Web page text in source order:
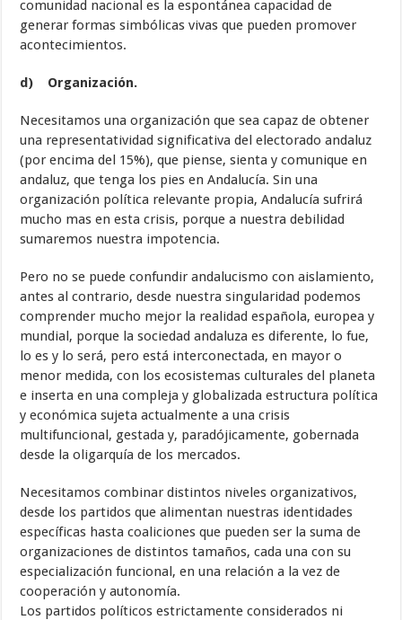
comunidad nacional es la espontánea capacidad de
generar formas simbólicas vivas que pueden promover
acontecimientos.
d) Organización.
Necesitamos una organización que sea capaz de obtener
una representatividad significativa del electorado andaluz
(por encima del 15%), que piense, sienta y comunique en
andaluz, que tenga los pies en Andalucía. Sin una
organización política relevante propia, Andalucía sufrirá
mucho mas en esta crisis, porque a nuestra debilidad
sumaremos nuestra impotencia.
Pero no se puede confundir andalucismo con aislamiento,
antes al contrario, desde nuestra singularidad podemos
comprender mucho mejor la realidad española, europea y
mundial, porque la sociedad andaluza es diferente, lo fue,
lo es y lo será, pero está interconectada, en mayor o
menor medida, con los ecosistemas culturales del planeta
e inserta en una compleja y globalizada estructura política
y económica sujeta actualmente a una crisis
multifuncional, gestada y, paradójicamente, gobernada
desde la oligarquía de los mercados.
Necesitamos combinar distintos niveles organizativos,
desde los partidos que alimentan nuestras identidades
específicas hasta coaliciones que pueden ser la suma de
organizaciones de distintos tamaños, cada una con su
especialización funcional, en una relación a la vez de
cooperación y autonomía.
Los partidos políticos estrictamente considerados ni